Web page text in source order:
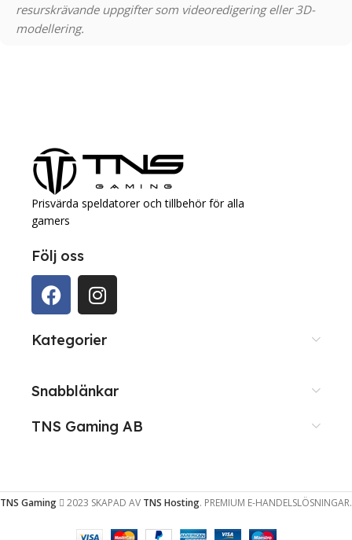
resurskrävande uppgifter som videoredigering eller 3D-
modellering.
Prisvärda speldatorer och tillbehör för alla
gamers
Följ oss
Kategorier
Snabblänkar
TNS Gaming AB
TNS Gaming 2023 SKAPAD AV TNS Hosting. PREMIUM E-HANDELSLÖSNINGAR.